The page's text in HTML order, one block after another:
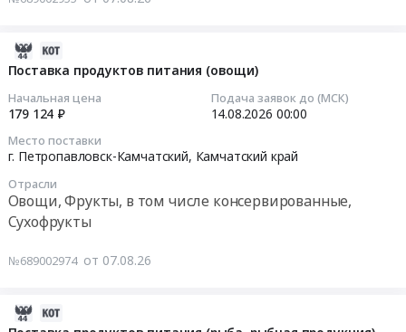
Поставка продуктов питания (овощи)
Начальная цена
179 124 ₽
Подача заявок до (МСК)
14.08.2026 00:00
Место поставки
г. Петропавловск-Камчатский, Камчатский край
Отрасли
Овощи, Фрукты, в том числе консервированные,
Сухофрукты
№689002974 от 07.08.26